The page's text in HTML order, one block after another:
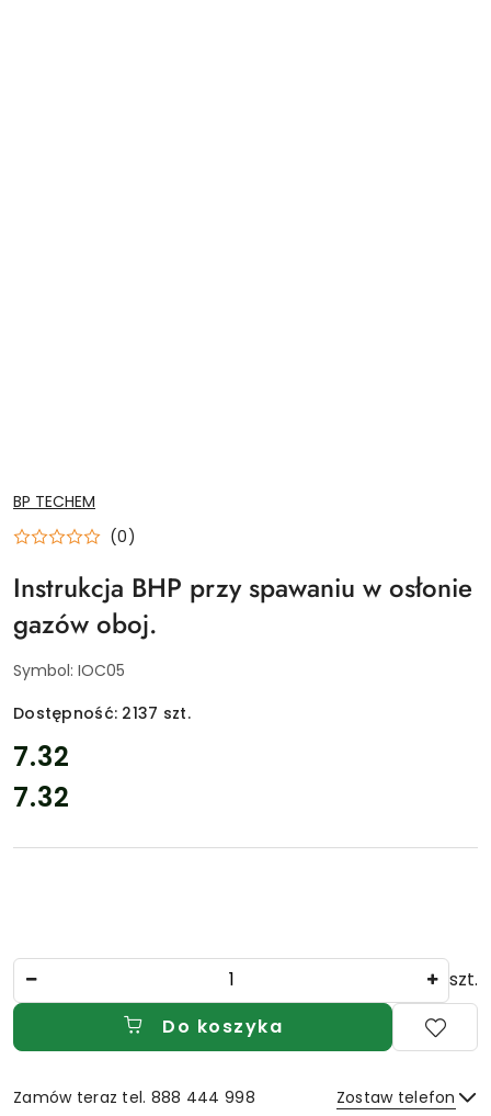
NAZWA
PRODUCENTA:
BP TECHEM
(0)
Instrukcja BHP przy spawaniu w osłonie
gazów oboj.
Symbol: IOC05
Dostępność: 2137 szt.
cena:
7.32
Cena:
7.32
szt.
Do koszyka
Zamów teraz tel. 888 444 998 Zostaw telefon